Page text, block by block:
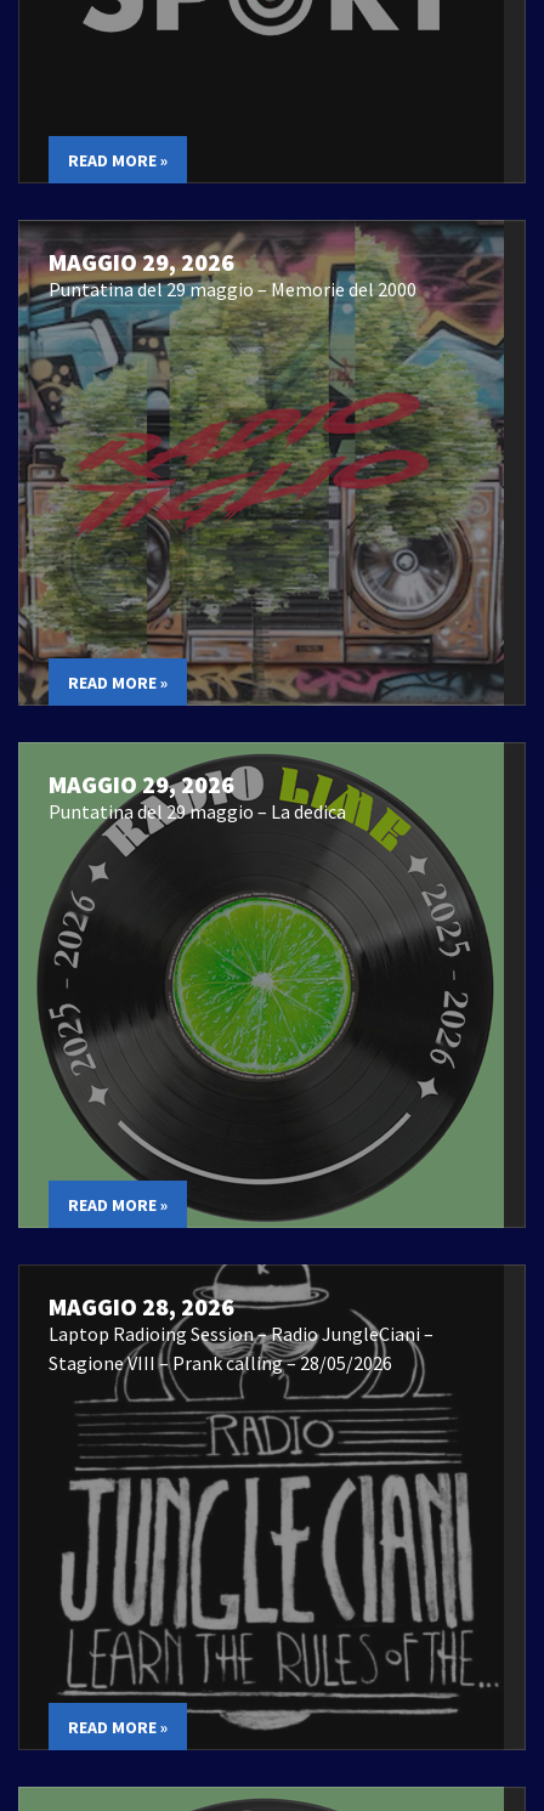
READ MORE »
MAGGIO 29, 2026
Puntatina del 29 maggio – Memorie del 2000
READ MORE »
MAGGIO 29, 2026
Puntatina del 29 maggio – La dedica
READ MORE »
MAGGIO 28, 2026
Laptop Radioing Session – Radio JungleCiani –
Stagione VIII – Prank calling – 28/05/2026
READ MORE »